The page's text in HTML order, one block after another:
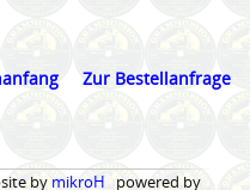
Zur Bestellanfrage
by mikroH powered by